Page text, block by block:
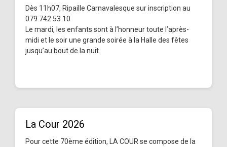
Dès 11h07, Ripaille Carnavalesque sur inscription au
079 742 53 10
Le mardi, les enfants sont à l’honneur toute l’après-
midi et le soir une grande soirée à la Halle des fêtes
jusqu’au bout de la nuit.
La Cour 2026
Pour cette 70ème édition, LA COUR se compose de la